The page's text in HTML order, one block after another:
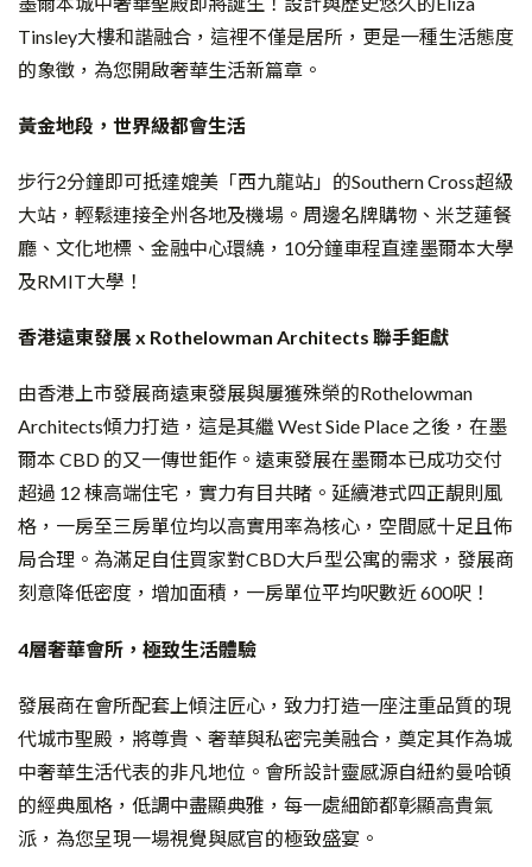
Tinsley大樓和諧融合，這裡不僅是居所，更是一種生活態度
的象徵，為您開啟奢華生活新篇章。
黃金地段，世界級都會生活
步行2分鐘即可抵達媲美「西九龍站」的Southern Cross超級
大站，輕鬆連接全州各地及機場。周邊名牌購物、米芝蓮餐
廳、文化地標、金融中心環繞，10分鐘車程直達墨爾本大學
及RMIT大學！
香港遠東發展 x Rothelowman Architects 聯手鉅獻
由香港上市發展商遠東發展與屢獲殊榮的Rothelowman
Architects傾力打造，這是其繼 West Side Place 之後，在墨
爾本 CBD 的又一傳世鉅作。遠東發展在墨爾本已成功交付
超過 12 棟高端住宅，實力有目共睹。延續港式四正靚則風
格，一房至三房單位均以高實用率為核心，空間感十足且佈
局合理。為滿足自住買家對CBD大戶型公寓的需求，發展商
刻意降低密度，增加面積，一房單位平均呎數近 600呎！
4層奢華會所，極致生活體驗
發展商在會所配套上傾注匠心，致力打造一座注重品質的現
代城市聖殿，將尊貴、奢華與私密完美融合，奠定其作為城
中奢華生活代表的非凡地位。會所設計靈感源自紐約曼哈頓
的經典風格，低調中盡顯典雅，每一處細節都彰顯高貴氣
派，為您呈現一場視覺與感官的極致盛宴。